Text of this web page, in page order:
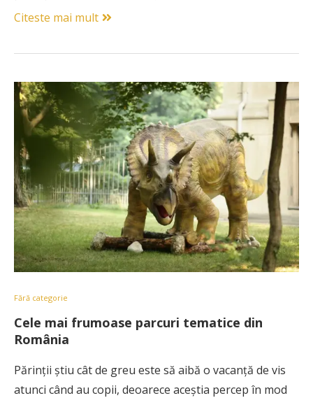
Citeste mai mult
Fără categorie
Cele mai frumoase parcuri tematice din
România
Părinții știu cât de greu este să aibă o vacanță de vis
atunci când au copii, deoarece aceștia percep în mod